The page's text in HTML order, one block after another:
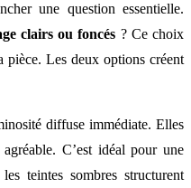
une question essentielle.
clairs ou foncés ? Ce choix
pièce. Les deux options créent
diffuse immédiate. Elles
C’est idéal pour une
teintes sombres structurent